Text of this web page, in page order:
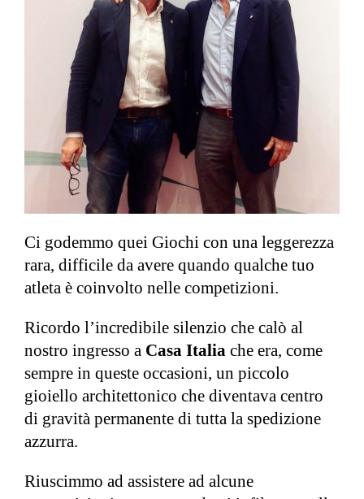
Ci godemmo quei Giochi con una leggerezza
rara, difficile da avere quando qualche tuo
atleta è coinvolto nelle competizioni.
Ricordo l’incredibile silenzio che calò al
nostro ingresso a Casa Italia che era, come
sempre in queste occasioni, un piccolo
gioiello architettonico che diventava centro
di gravità permanente di tutta la spedizione
azzurra.
Riuscimmo ad assistere ad alcune